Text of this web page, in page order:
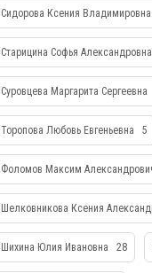
Сидорова Ксения Владимировна
Старицина Софья Александровна
Суровцева Маргарита Сергеевна
Торопова Любовь Евгеньевна 5
Фоломов Максим
Шелковникова Ксения
Шихина Юлия Ивановна 28